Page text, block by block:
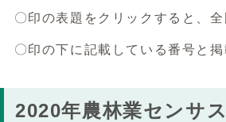
〇印の表題をクリックすると、
〇印の下に記載している番号と
2020年農林業センサス